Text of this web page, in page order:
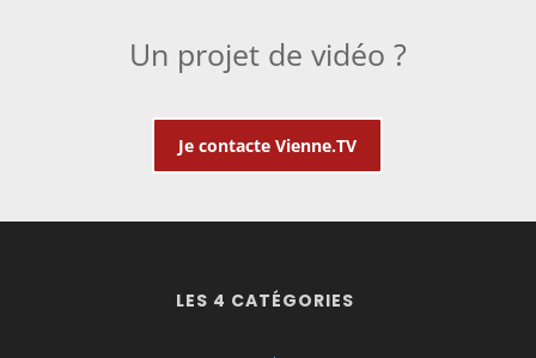
Un projet de vidéo ?
Je contacte Vienne.TV
LES 4 CATÉGORIES